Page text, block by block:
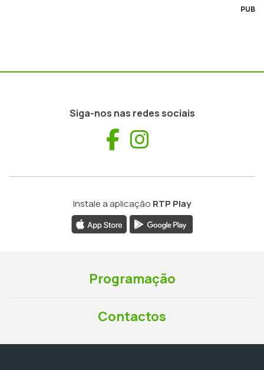
PUB
Siga-nos nas redes sociais
Facebook
Instale a aplicação RTP Play
Programação
Contactos